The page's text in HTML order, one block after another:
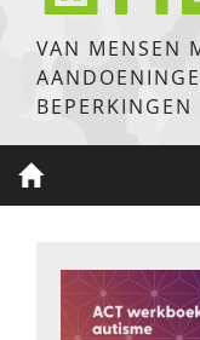
VAN MENSEN
BEPERKINGEN